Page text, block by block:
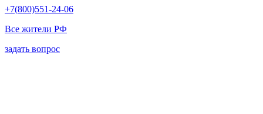
+7(800)551-24-06
Все жители РФ
задать вопрос